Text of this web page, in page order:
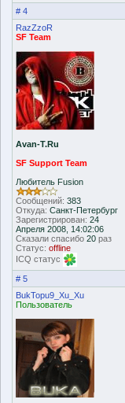
# 4
RazZzoR
SF Team
Avan-T.Ru
SF Support Team
Любитель Fusion
Сообщений: 383
Откуда: Санкт-Петербург
Зарегистрирован: 24
Апреля 2008, 14:02:06
Сказали спасибо 20 раз
Статус: offline
ICQ статус
# 5
BukTopu9_Xu_Xu
Пользователь